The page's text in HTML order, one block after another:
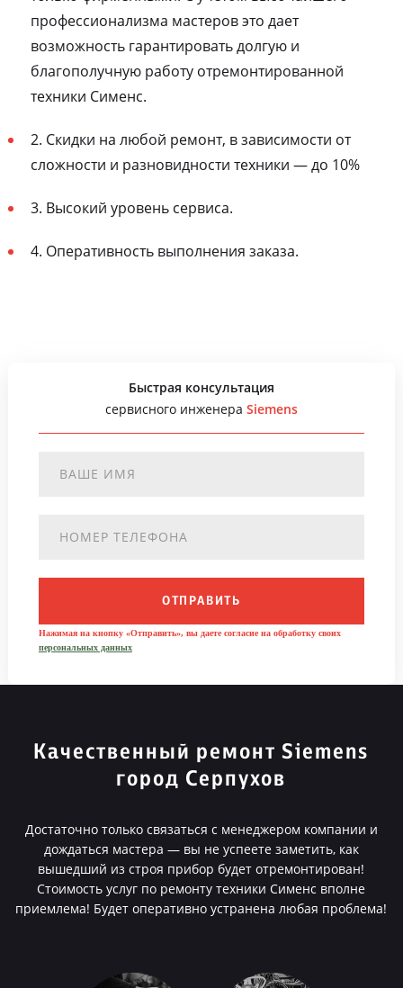
профессионализма мастеров это дает
возможность гарантировать долгую и
благополучную работу отремонтированной
техники Сименс.
2. Скидки на любой ремонт, в зависимости от
сложности и разновидности техники — до 10%
3. Высокий уровень сервиса.
4. Оперативность выполнения заказа.
Быстрая консультация
сервисного инженера Siemens
ОТПРАВИТЬ
Нажимая на кнопку «Отправить», вы даете согласие на обработку своих
персональных данных
Качественный ремонт Siemens
город Серпухов
Достаточно только связаться с менеджером компании и
дождаться мастера — вы не успеете заметить, как
вышедший из строя прибор будет отремонтирован!
Стоимость услуг по ремонту техники Сименс вполне
приемлема! Будет оперативно устранена любая проблема!